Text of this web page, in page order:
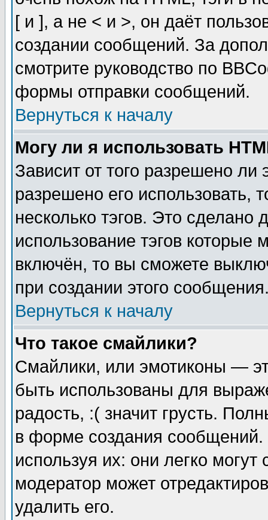
[ и ], а не < и >, он даёт
создании сообщений. За
смотрите руководство по
формы отправки сообщений.
Вернуться к началу
Могу ли я использовать
Зависит от того разрешено
разрешено его использовать,
несколько тэгов. Это сделано
использование тэгов
включён, то вы сможете
при создании этого
Вернуться к началу
Что такое смайлики?
Смайлики, или эмотиконы —
быть использованы для
радость, :( значит грусть.
в форме создания сообщений.
используя их: они легко
модератор может
удалить его.